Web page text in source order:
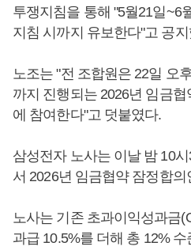
투쟁지침을 통해 "5월21일~6
지침 시까지 유보한다"고 공
노조는 "전 조합원은 22일 오
까지 진행되는 2026년 임금
에 참여한다"고 덧붙였다.
삼성전자 노사는 이날 밤 10
서 2026년 임금협약 잠정합의
노사는 기존 초과이익성과금
과급 10.5%를 더해 총 12%